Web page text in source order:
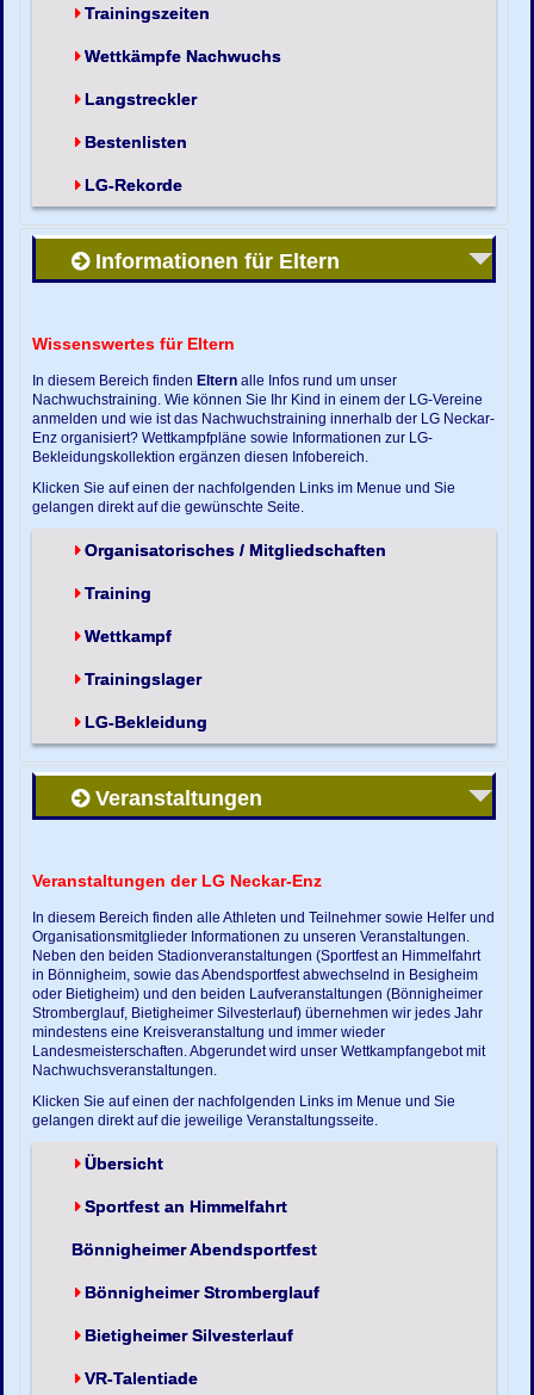
Trainingszeiten
Wettkämpfe Nachwuchs
Langstreckler
Bestenlisten
LG-Rekorde
Informationen für Eltern
Wissenswertes für Eltern
In diesem Bereich finden Eltern alle Infos rund um unser
Nachwuchstraining. Wie können Sie Ihr Kind in einem der LG-Vereine
anmelden und wie ist das Nachwuchstraining innerhalb der LG Neckar-
Enz organisiert? Wettkampfpläne sowie Informationen zur LG-
Bekleidungskollektion ergänzen diesen Infobereich.
Klicken Sie auf einen der nachfolgenden Links im Menue und Sie
gelangen direkt auf die gewünschte Seite.
Organisatorisches / Mitgliedschaften
Training
Wettkampf
Trainingslager
LG-Bekleidung
Veranstaltungen
Veranstaltungen der LG Neckar-Enz
In diesem Bereich finden alle Athleten und Teilnehmer sowie Helfer und
Organisationsmitglieder Informationen zu unseren Veranstaltungen.
Neben den beiden Stadionveranstaltungen (Sportfest an Himmelfahrt
in Bönnigheim, sowie das Abendsportfest abwechselnd in Besigheim
oder Bietigheim) und den beiden Laufveranstaltungen (Bönnigheimer
Stromberglauf, Bietigheimer Silvesterlauf) übernehmen wir jedes Jahr
mindestens eine Kreisveranstaltung und immer wieder
Landesmeisterschaften. Abgerundet wird unser Wettkampfangebot mit
Nachwuchsveranstaltungen.
Klicken Sie auf einen der nachfolgenden Links im Menue und Sie
gelangen direkt auf die jeweilige Veranstaltungsseite.
Übersicht
Sportfest an Himmelfahrt
Bönnigheimer Abendsportfest
Bönnigheimer Stromberglauf
Bietigheimer Silvesterlauf
VR-Talentiade